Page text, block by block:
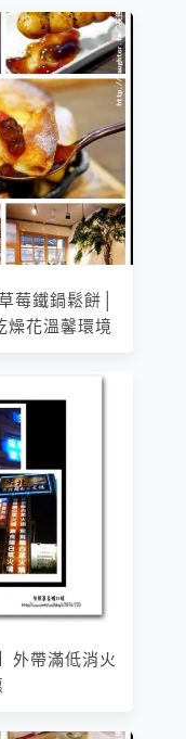
莓鐵鍋鬆餅│
燥花溫馨環境
外帶滿低消火